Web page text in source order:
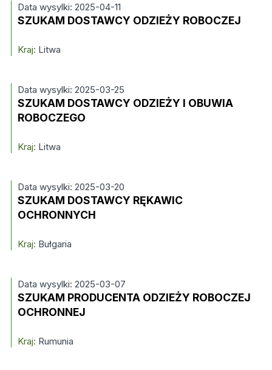
Data wysylki: 2025-04-11
SZUKAM DOSTAWCY ODZIEŻY ROBOCZEJ
Kraj: Litwa
Data wysylki: 2025-03-25
SZUKAM DOSTAWCY ODZIEŻY I OBUWIA
ROBOCZEGO
Kraj: Litwa
Data wysylki: 2025-03-20
SZUKAM DOSTAWCY RĘKAWIC
OCHRONNYCH
Kraj: Bułgaria
Data wysylki: 2025-03-07
SZUKAM PRODUCENTA ODZIEŻY ROBOCZEJ
OCHRONNEJ
Kraj: Rumunia